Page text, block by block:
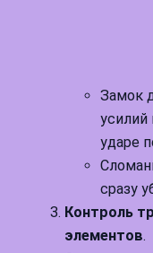
Замок
усилий
ударе
сразу
Контроль
элементов.